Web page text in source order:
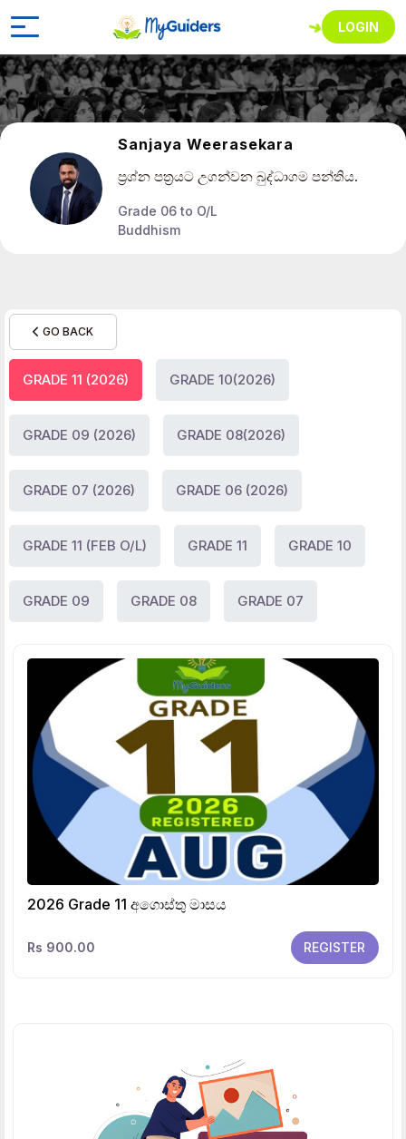
LOGIN
Sanjaya Weerasekara
ප්‍රශ්න පත්‍රයට උගන්වන බුද්ධාගම පන්තිය.
Grade 06 to O/L
Buddhism
GO BACK
GRADE 11 (2026) GRADE 10(2026)
GRADE 09 (2026) GRADE 08(2026)
GRADE 07 (2026) GRADE 06 (2026)
GRADE 11 (FEB O/L) GRADE 11 GRADE 10
GRADE 09 GRADE 08 GRADE 07
2026 Grade 11 අගොස්තු මාසය
Rs 900.00 REGISTER